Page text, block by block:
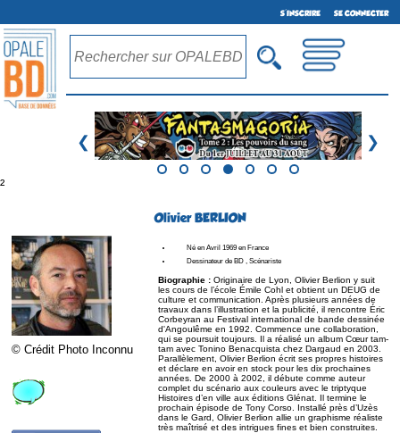
S'INSCRIRE SE CONNECTER
❮ ❯
²
Olivier BERLION
© Crédit Photo Inconnu
Né en Avril 1969 en France
Dessinateur de BD , Scénariste
Biographie : Originaire de Lyon, Olivier Berlion y suit
les cours de l’école Émile Cohl et obtient un DEUG de
culture et communication. Après plusieurs années de
travaux dans l’illustration et la publicité, il rencontre Éric
Corbeyran au Festival international de bande dessinée
d'Angoulême en 1992. Commence une collaboration,
qui se poursuit toujours. Il a réalisé un album Cœur tam-
tam avec Tonino Benacquista chez Dargaud en 2003.
Parallèlement, Olivier Berlion écrit ses propres histoires
et déclare en avoir en stock pour les dix prochaines
années. De 2000 à 2002, il débute comme auteur
complet du scénario aux couleurs avec le triptyque
Histoires d’en ville aux éditions Glénat. Il termine le
prochain épisode de Tony Corso. Installé près d’Uzès
dans le Gard, Olivier Berlion allie un graphisme réaliste
très maîtrisé et des intrigues fines et bien construites.